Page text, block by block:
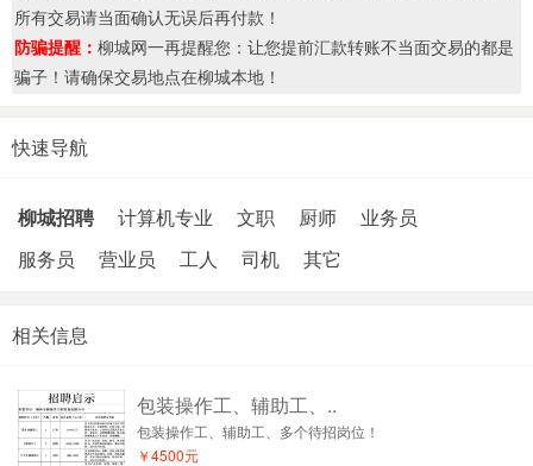
所有交易请当面确认无误后再付款！
防骗提醒： 柳城网一再提醒您：让您提前汇款转账不当面交易的都是
骗子！请确保交易地点在柳城本地！
快速导航
柳城招聘 计算机专业 文职 厨师
业务员
服务员
营业员 工人 司机 其它
相关信息
包装操作工、辅助工、..
包装操作工、辅助工、多个待招岗位！
￥4500元